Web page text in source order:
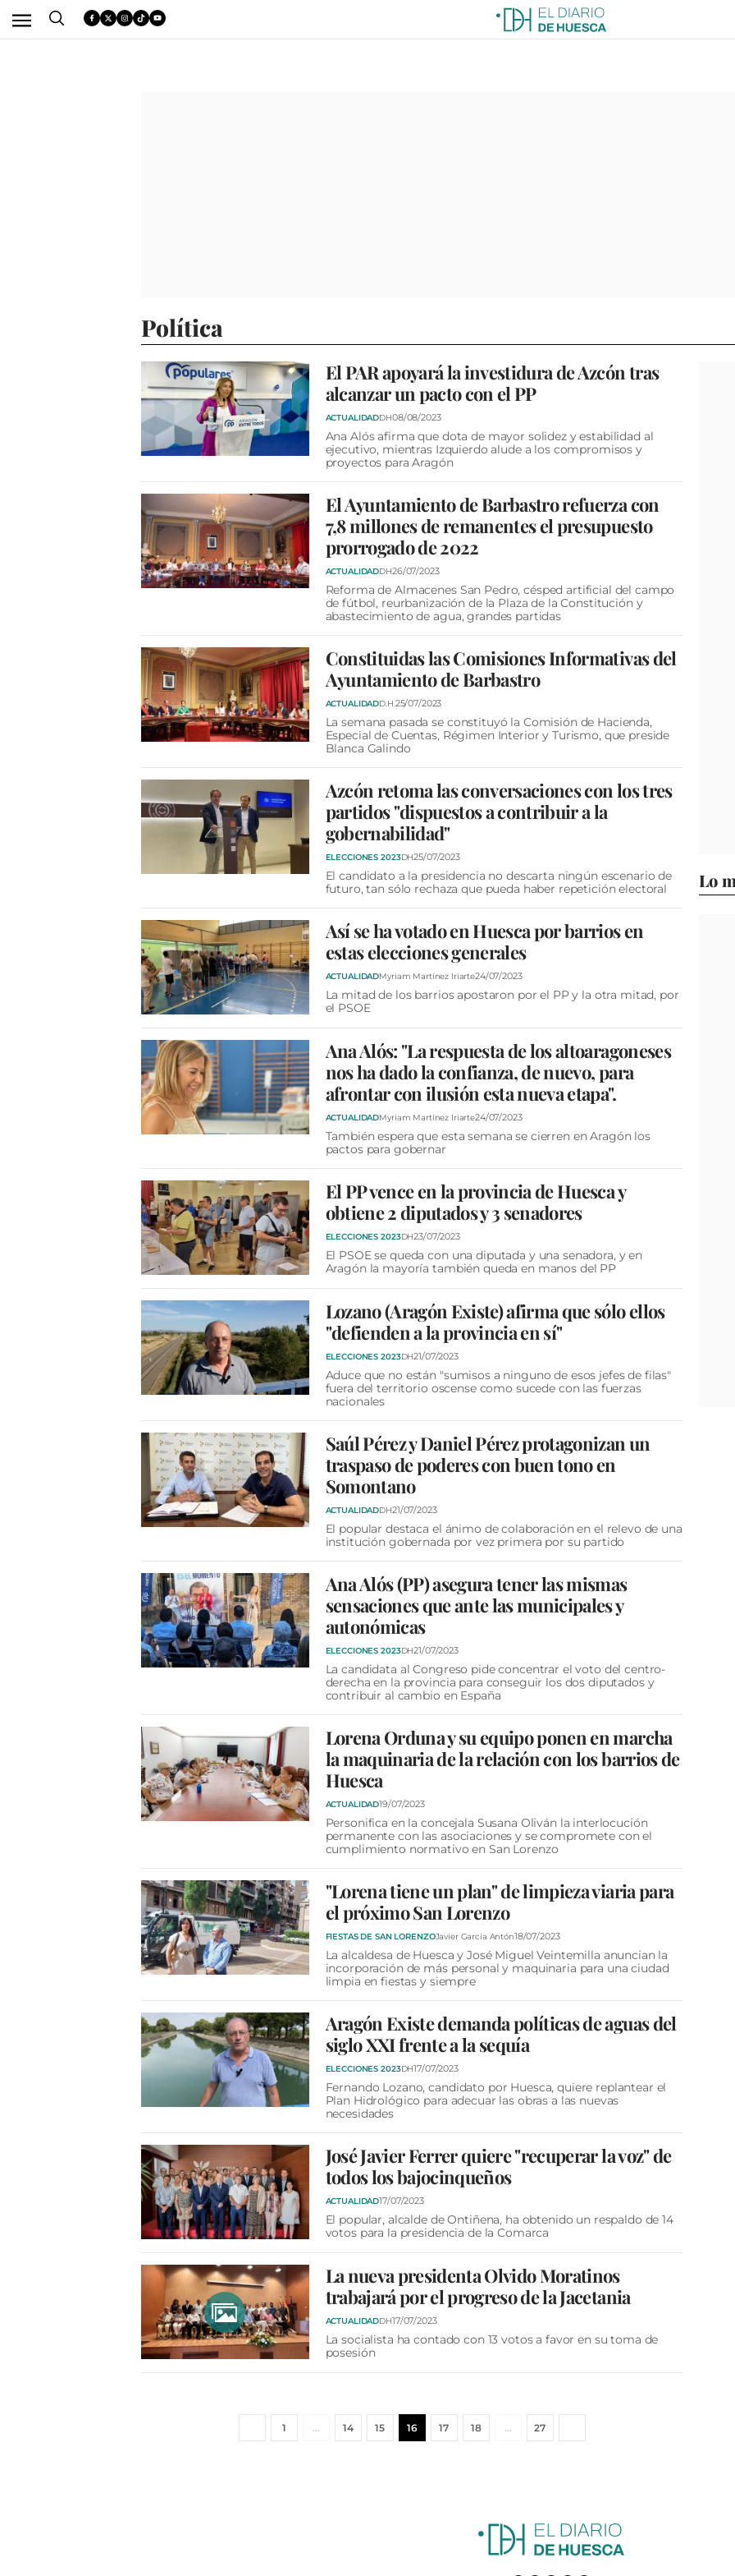
Política
El PAR apoyará la investidura de Azcón tras
alcanzar un pacto con el PP
ACTUALIDADDH08/08/2023
Ana Alós afirma que dota de mayor solidez y estabilidad al
ejecutivo, mientras Izquierdo alude a los compromisos y
proyectos para Aragón
El Ayuntamiento de Barbastro refuerza con
7,8 millones de remanentes el presupuesto
prorrogado de 2022
ACTUALIDADDH26/07/2023
Reforma de Almacenes San Pedro, césped artificial del campo
de fútbol, reurbanización de la Plaza de la Constitución y
abastecimiento de agua, grandes partidas
Constituidas las Comisiones Informativas del
Ayuntamiento de Barbastro
ACTUALIDADD.H. 25/07/2023
La semana pasada se constituyó la Comisión de Hacienda,
Especial de Cuentas, Régimen Interior y Turismo, que preside
Blanca Galindo
Azcón retoma las conversaciones con los tres
partidos "dispuestos a contribuir a la
gobernabilidad"
ELECCIONES 2023DH25/07/2023
El candidato a la presidencia no descarta ningún escenario de
futuro, tan sólo rechaza que pueda haber repetición electoral
Así se ha votado en Huesca por barrios en
estas elecciones generales
ACTUALIDADMyriam Martínez Iriarte24/07/2023
La mitad de los barrios apostaron por el PP y la otra mitad, por
el PSOE
Ana Alós: "La respuesta de los altoaragoneses
nos ha dado la confianza, de nuevo, para
afrontar con ilusión esta nueva etapa".
ACTUALIDADMyriam Martínez Iriarte24/07/2023
También espera que esta semana se cierren en Aragón los
pactos para gobernar
El PP vence en la provincia de Huesca y
obtiene 2 diputados y 3 senadores
ELECCIONES 2023DH23/07/2023
El PSOE se queda con una diputada y una senadora, y en
Aragón la mayoría también queda en manos del PP
Lozano (Aragón Existe) afirma que sólo ellos
"defienden a la provincia en sí"
ELECCIONES 2023DH21/07/2023
Aduce que no están "sumisos a ninguno de esos jefes de filas"
fuera del territorio oscense como sucede con las fuerzas
nacionales
Saúl Pérez y Daniel Pérez protagonizan un
traspaso de poderes con buen tono en
Somontano
ACTUALIDADDH21/07/2023
El popular destaca el ánimo de colaboración en el relevo de una
institución gobernada por vez primera por su partido
Ana Alós (PP) asegura tener las mismas
sensaciones que ante las municipales y
autonómicas
ELECCIONES 2023DH21/07/2023
La candidata al Congreso pide concentrar el voto del centro-
derecha en la provincia para conseguir los dos diputados y
contribuir al cambio en España
Lorena Orduna y su equipo ponen en marcha
la maquinaria de la relación con los barrios de
Huesca
ACTUALIDAD19/07/2023
Personifica en la concejala Susana Oliván la interlocución
permanente con las asociaciones y se compromete con el
cumplimiento normativo en San Lorenzo
"Lorena tiene un plan" de limpieza viaria para
el próximo San Lorenzo
FIESTAS DE SAN LORENZOJavier García Antón18/07/2023
La alcaldesa de Huesca y José Miguel Veintemilla anuncian la
incorporación de más personal y maquinaria para una ciudad
limpia en fiestas y siempre
Aragón Existe demanda políticas de aguas del
siglo XXI frente a la sequía
ELECCIONES 2023DH17/07/2023
Fernando Lozano, candidato por Huesca, quiere replantear el
Plan Hidrológico para adecuar las obras a las nuevas
necesidades
José Javier Ferrer quiere "recuperar la voz" de
todos los bajocinqueños
ACTUALIDAD17/07/2023
El popular, alcalde de Ontiñena, ha obtenido un respaldo de 14
votos para la presidencia de la Comarca
La nueva presidenta Olvido Moratinos
trabajará por el progreso de la Jacetania
ACTUALIDADDH17/07/2023
La socialista ha contado con 13 votos a favor en su toma de
posesión
1 … 14 15 16 17 18 … 27
Lo